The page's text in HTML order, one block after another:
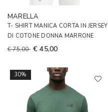
MARELLA
T- SHIRT MANICA CORTA IN JERSEY
DI COTONE DONNA MARRONE
€ 75,00 € 45,00
30%